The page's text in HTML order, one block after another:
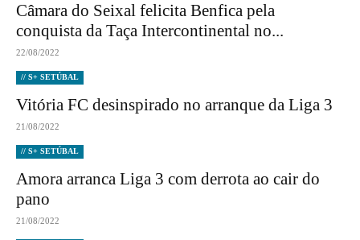
Câmara do Seixal felicita Benfica pela
conquista da Taça Intercontinental no...
22/08/2022
// S+ SETÚBAL
Vitória FC desinspirado no arranque da Liga 3
21/08/2022
// S+ SETÚBAL
Amora arranca Liga 3 com derrota ao cair do
pano
21/08/2022